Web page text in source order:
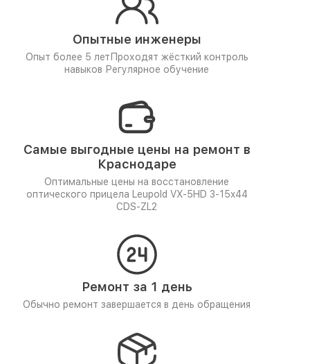
Опытные инженеры
Опыт более 5 лет Проходят жёсткий контроль
навыков Регулярное обучение
Самые выгодные цены на ремонт в
Краснодаре
Оптимальные цены на восстановление
оптического прицела Leupold VX-5HD 3-15x44
CDS-ZL2
Ремонт за 1 день
Обычно ремонт завершается в день обращения